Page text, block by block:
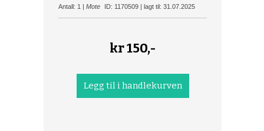
Antall: 1 | Mote ID: 1170509 | lagt til: 31.07.2025
kr150,-